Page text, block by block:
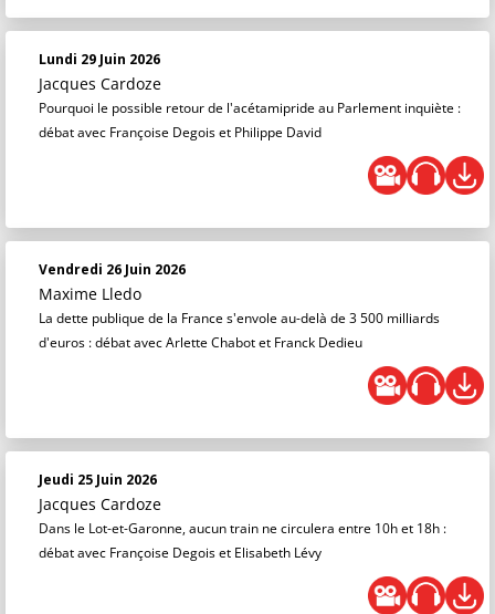
Lundi 29 Juin 2026
Jacques Cardoze
Pourquoi le possible retour de l'acétamipride au Parlement inquiète :
débat avec Françoise Degois et Philippe David
Vendredi 26 Juin 2026
Maxime Lledo
La dette publique de la France s'envole au-delà de 3 500 milliards
d'euros : débat avec Arlette Chabot et Franck Dedieu
Jeudi 25 Juin 2026
Jacques Cardoze
Dans le Lot-et-Garonne, aucun train ne circulera entre 10h et 18h :
débat avec Françoise Degois et Elisabeth Lévy